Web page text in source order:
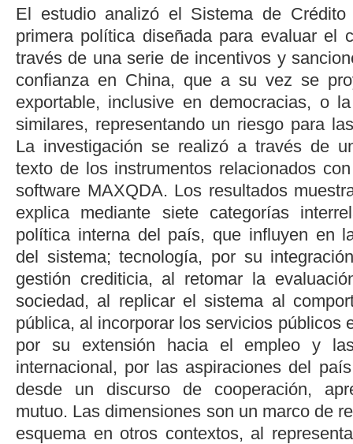
El estudio analizó el Sistema de
primera política diseñada para evaluar el
través de una serie de incentivos y
confianza en China, que a su vez se
exportable, inclusive en democracias, o
similares, representando un riesgo para
La investigación se realizó a través de
texto de los instrumentos relacionados
software MAXQDA. Los resultados
explica mediante siete categorías
política interna del país, que influyen en
del sistema; tecnología, por su
gestión crediticia, al retomar la
sociedad, al replicar el sistema al
pública, al incorporar los servicios públicos
por su extensión hacia el empleo y
internacional, por las aspiraciones del
desde un discurso de cooperación,
mutuo. Las dimensiones son un marco de
esquema en otros contextos, al